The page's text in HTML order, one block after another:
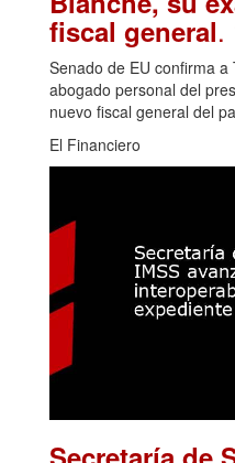
fiscal general.
Senado de EU confirma a
abogado personal del
nuevo fiscal general del
El Financiero